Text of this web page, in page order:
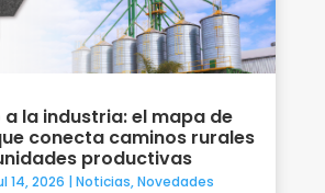
a la industria: el mapa de
conecta caminos rurales
productivas
14, 2026 | Noticias,Novedades